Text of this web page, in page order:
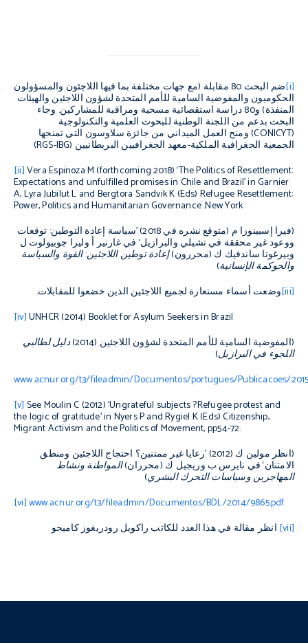
[i] ضم البحث 80 مقابلة (مع جهات مختلفة بما فيها اللاجئون والمسؤولون
الحكوميون والمفوضية السامية للأمم المتحدة لشؤون اللاجئين والهيئات
المنفذة) و80 دراسة استقصائية مسحية ومراقبة للمشاركين. وجاء
البحث بدعم من اللجنة الوطنية للبحوث العلمية والتكنولوجية
(
CONICYT) ومنح العمل الميداني من جائزة سلاوسون التي تمنحها
الجمعية الجغرافية الملكية-معهد الجغرافيين البريطانيين (RGS-IBG
)
[ii]Vera Espinoza M (forthcoming 2018) ‘The Politics of Resettlement:
Expectations and unfulfilled promises in Chile and Brazil’ in Garnier
A, Lyra Jubilut L and Bergtora Sandvik K (Eds) Refugee Resettlement:
Power, Politics and Humanitarian Governance.New York
(فيرا إسبينوزا م (متوقع نشره في 2018) ’سياسة إعادة التوطين: توقعات
ووعود غير محققة في تشيلي والبرازيل‘ في غارنير أ وليرا جوبيولوت ل
وبيرغوتا ساندفيك ك (محررون)إعادة توطين اللاجئين: القوة والسياسة
والحوكمة الإنسانية)
[iii]وضعت أسماء مستعارة لجميع اللاجئين الذين خضعوا للمقابلات.
[iv]UNHCR (2014) Booklet for Asylum Seekers in Brazil
(المفوضية السامية للأمم المتحدة لشؤون اللاجئين (2014)
دليل لطالبي
اللجوء في البرازيل)
www.acnur.org/t3/fileadmin/Documentos/portugues/Publicacoes/
[v] See Moulin C (2012) ‘Ungrateful subjects?Refugee protest and
the logic of gratitude’ in Nyers P and Rygiel K (Eds)Citizenship,
Migrant Activism and the Politics of Movement, pp54-72.
(انظر مولين ك (2012) ’رعايا غير ممتنين؟ احتجاج اللاجئين ومنطق
الامتنان‘ في نايرس ب وريجيل ك (محرران)المواطنة ونشاط
المهاجرين وسياسات التحرك البشري)
[vi]www.acnur.org/t3/fileadmin/Documentos/BDL/2014/9865.pdf
[vii] انظر مقالة في هذا العدد للكاتب راكويل رودريغوز كاميجو